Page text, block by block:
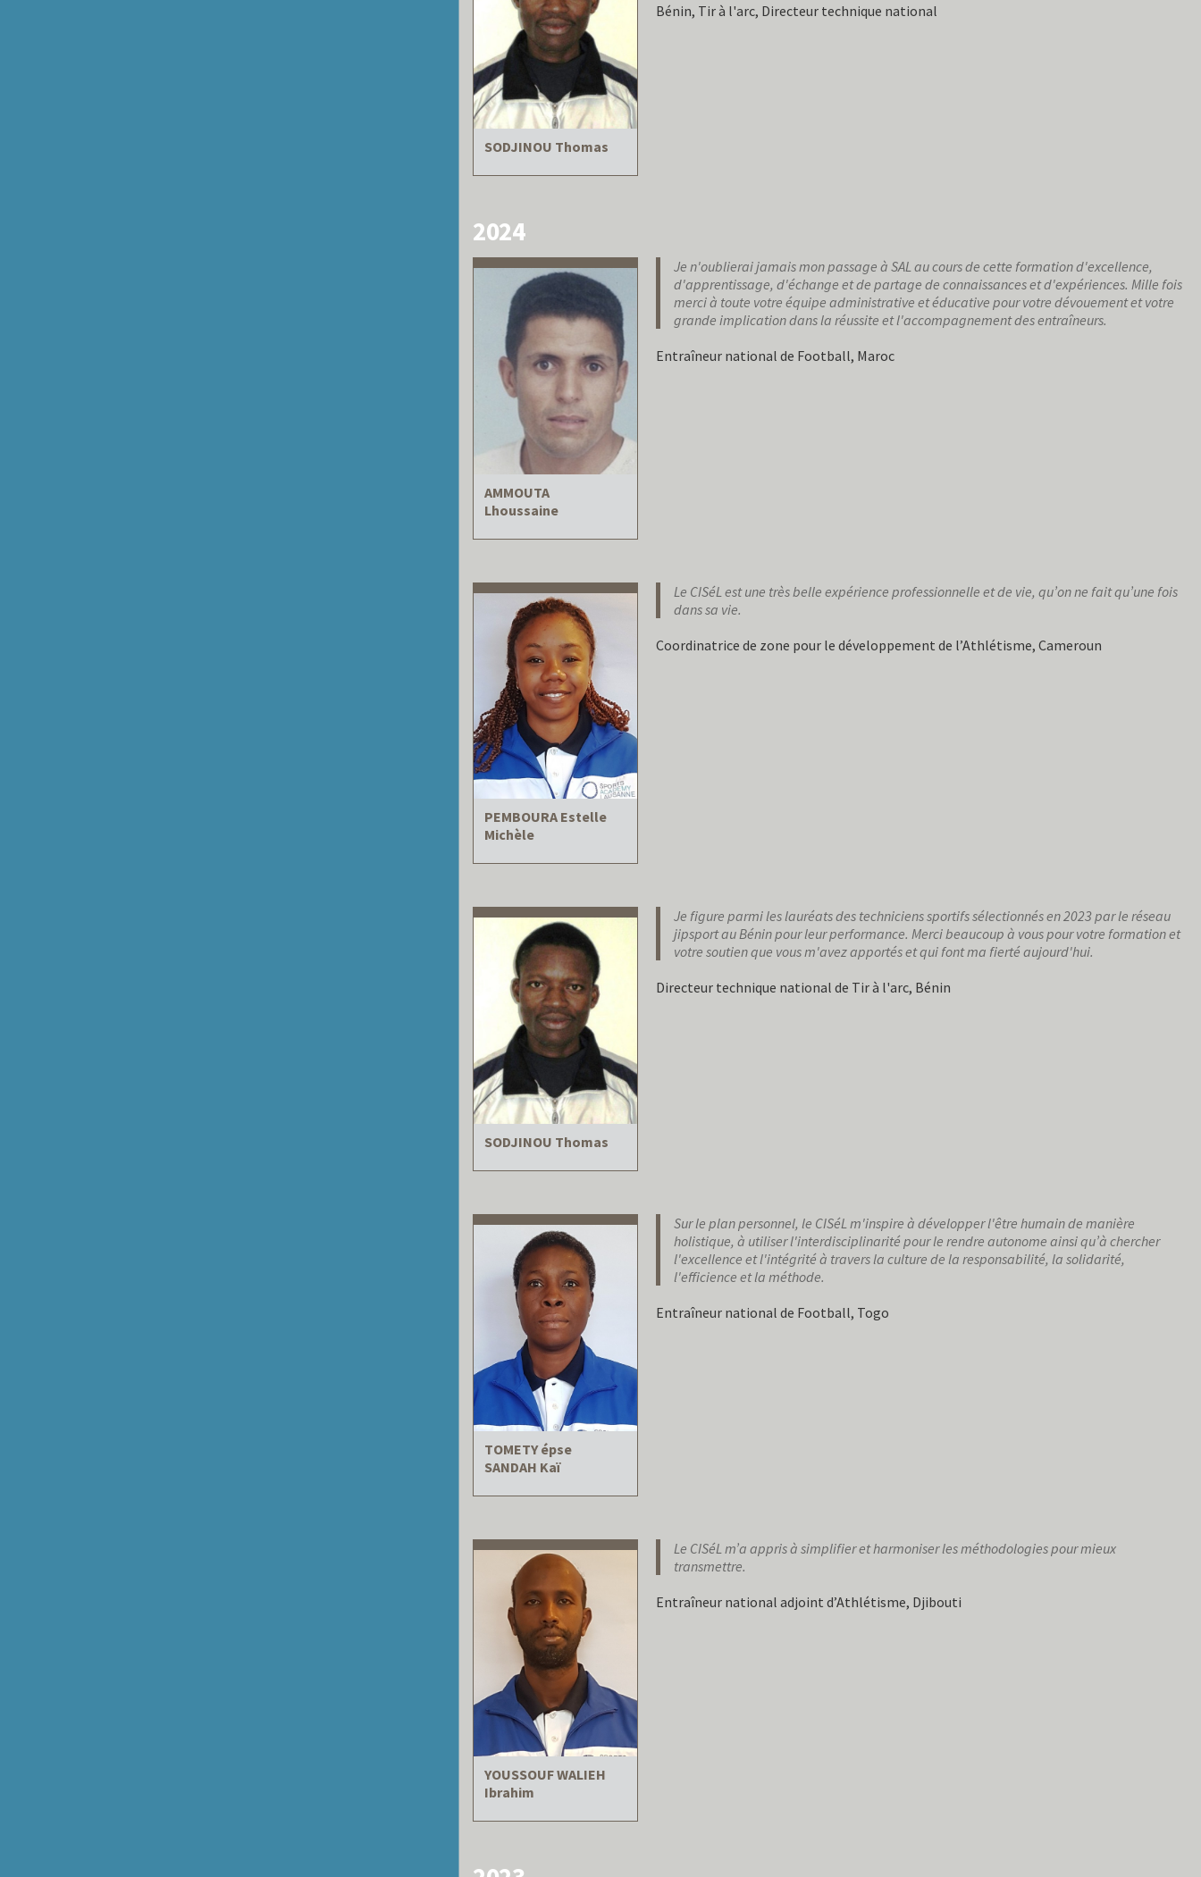
SODJINOU Thomas
Bénin, Tir à l'arc, Directeur technique national
2024
AMMOUTA
Lhoussaine
Je n'oublierai jamais mon passage à SAL au cours de cette formation d'excellence,
d'apprentissage, d'échange et de partage de connaissances et d'expériences. Mille fois
merci à toute votre équipe administrative et éducative pour votre dévouement et votre
grande implication dans la réussite et l'accompagnement des entraîneurs.
Entraîneur national de Football, Maroc
PEMBOURA Estelle
Michèle
Le CISéL est une très belle expérience professionnelle et de vie, qu’on ne fait qu’une fois
dans sa vie.
Coordinatrice de zone pour le développement de l’Athlétisme, Cameroun
SODJINOU Thomas
Je figure parmi les lauréats des techniciens sportifs sélectionnés en 2023 par le réseau
jipsport au Bénin pour leur performance. Merci beaucoup à vous pour votre formation et
votre soutien que vous m'avez apportés et qui font ma fierté aujourd'hui.
Directeur technique national de Tir à l'arc, Bénin
TOMETY épse
SANDAH Kaï
Sur le plan personnel, le CISéL m'inspire à développer l'être humain de manière
holistique, à utiliser l'interdisciplinarité pour le rendre autonome ainsi qu’à chercher
l'excellence et l'intégrité à travers la culture de la responsabilité, la solidarité,
l'efficience et la méthode.
Entraîneur national de Football, Togo
YOUSSOUF WALIEH
Ibrahim
Le CISéL m’a appris à simplifier et harmoniser les méthodologies pour mieux
transmettre.
Entraîneur national adjoint d’Athlétisme, Djibouti